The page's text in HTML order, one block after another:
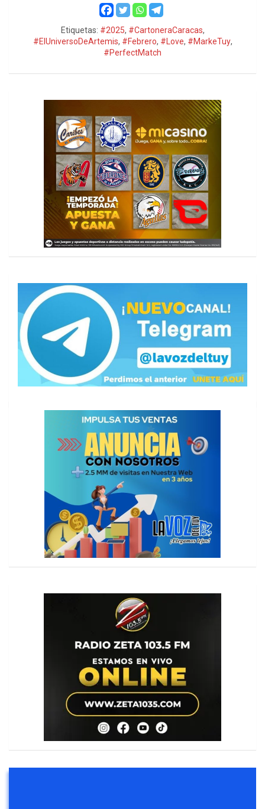
Etiquetas: #2025, #CartoneraCaracas,
#ElUniversoDeArtemis, #Febrero, #Love, #MarkeTuy,
#PerfectMatch